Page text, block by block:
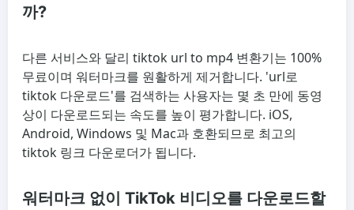
까?
다른 서비스와 달리 tiktok url to mp4 변환기는 100%
무료이며 워터마크를 원활하게 제거합니다. 'url로
tiktok 다운로드'를 검색하는 사용자는 몇 초 만에 동영
상이 다운로드되는 속도를 높이 평가합니다. iOS,
Android, Windows 및 Mac과 호환되므로 최고의
tiktok 링크 다운로더가 됩니다.
워터마크 없이 TikTok 비디오를 다운로드할